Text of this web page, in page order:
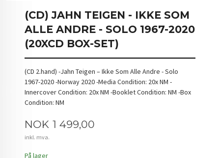
(CD) JAHN TEIGEN - IKKE SOM
ALLE ANDRE - SOLO 1967-2020
(20XCD BOX-SET)
(CD 2.hand) -Jahn Teigen – Ikke Som Alle Andre - Solo
1967-2020 -Norway 2020 -Media Condition: 20x NM -
Innercover Condition: 20x NM -Booklet Condition: NM -Box
Condition: NM
Pris
NOK 1 499,00
inkl. mva.
På lager